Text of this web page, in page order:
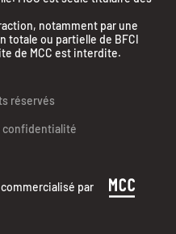
notamment par une
totale ou partielle de BFCI
de MCC est interdite.
réservés
confidentialité
par